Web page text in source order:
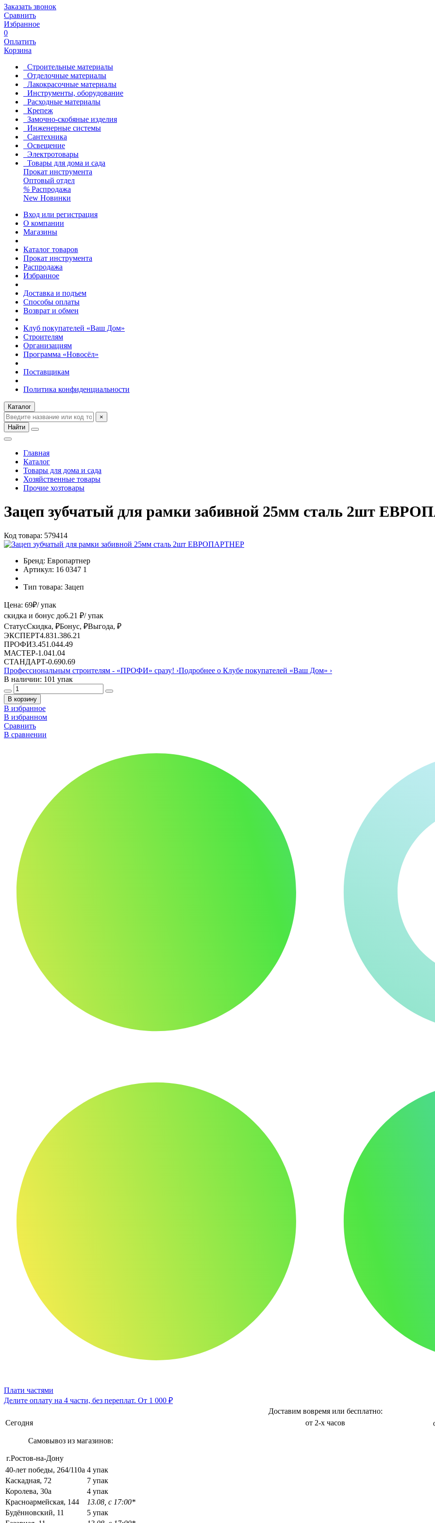
Заказать звонок
Сравнить
Избранное
0
Оплатить
Корзина
Строительные материалы
Отделочные материалы
Лакокрасочные материалы
Инструменты, оборудование
Расходные материалы
Крепеж
Замочно-скобяные изделия
Инженерные системы
Сантехника
Освещение
Электротовары
Товары для дома и сада
Прокат инструмента
Оптовый отдел
% Распродажа
New Новинки
Вход или регистрация
О компании
Магазины
Каталог товаров
Прокат инструмента
Распродажа
Избранное
Доставка и подъем
Способы оплаты
Возврат и обмен
Клуб покупателей «Ваш Дом»
Строителям
Организациям
Программа «Новосёл»
Поставщикам
Политика конфиденциальности
Каталог
×
Найти
Главная
Каталог
Товары для дома и сада
Хозяйственные товары
Прочие хозтовары
Зацеп зубчатый для рамки забивной 25мм сталь 2шт
Код товара: 579414
Бренд: Европартнер
Артикул: 16 0347 1
Тип товара: Зацеп
Цена: 69₽/ упак
скидка и бонус до6.21 ₽/ упак
СтатусСкидка, ₽Бонус, ₽Выгода, ₽
ЭКСПЕРТ4.831.386.21
ПРОФИ3.451.044.49
МАСТЕР-1.041.04
СТАНДАРТ-0.690.69
Профессиональным строителям - «ПРОФИ» сразу! ›Подробнее о Клубе покупателей «Ваш Дом» ›
В наличии: 101 упак
В корзину
В избранное
В избранном
Сравнить
В сравнении
Плати частями
Делите оплату на 4 части, без переплат. От 1 000 ₽
Доставим вовремя или бесплатно:
Сегодня
от 2-х часов
Самовывоз из магазинов:
г.Ростов-на-Дону
40-лет победы, 264/110а 4 упак
Каскадная, 72
7 упак
Королева, 30а
4 упак
Красноармейская, 144
13.08, с 17:00*
Будённовский, 11
5 упак